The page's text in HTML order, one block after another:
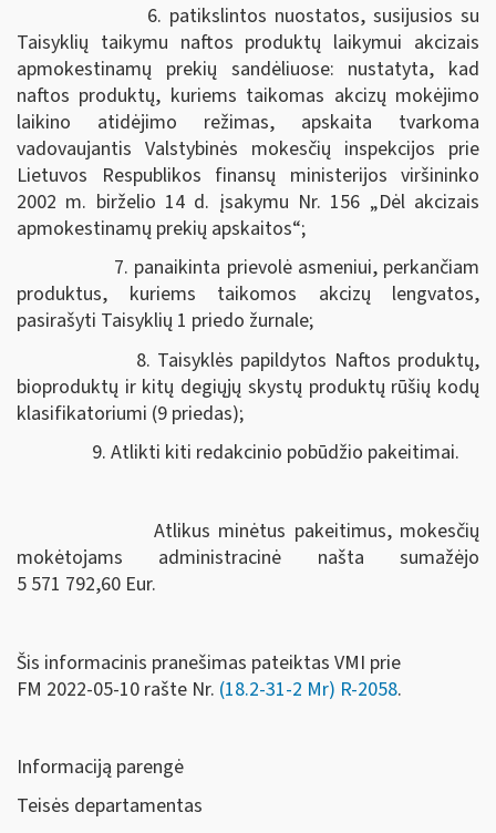
6. patikslintos nuostatos, susijusios su
Taisyklių taikymu naftos produktų laikymui akcizais
apmokestinamų prekių sandėliuose: nustatyta, kad
naftos produktų, kuriems taikomas akcizų mokėjimo
laikino atidėjimo režimas, apskaita tvarkoma
vadovaujantis Valstybinės mokesčių inspekcijos prie
Lietuvos Respublikos finansų ministerijos viršininko
2002 m. birželio 14 d. įsakymu Nr. 156 „Dėl akcizais
apmokestinamų prekių apskaitos“;
7. panaikinta prievolė asmeniui, perkančiam
produktus, kuriems taikomos akcizų lengvatos,
pasirašyti Taisyklių 1 priedo žurnale;
8. Taisyklės papildytos Naftos produktų,
bioproduktų ir kitų degiųjų skystų produktų rūšių kodų
klasifikatoriumi (9 priedas);
9. Atlikti kiti redakcinio pobūdžio pakeitimai.
Atlikus minėtus pakeitimus, mokesčių
mokėtojams administracinė našta sumažėjo
5 571 792,60 Eur.
Šis informacinis pranešimas pateiktas VMI prie
FM 2022-05-10 rašte Nr. (18.2-31-2 Mr) R-2058.
Informaciją parengė
Teisės departamentas